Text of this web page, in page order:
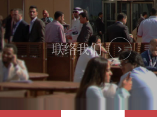
联络我们